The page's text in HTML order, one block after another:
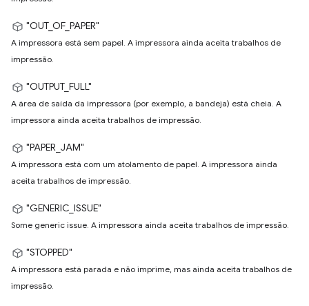
"OUT_OF_PAPER"
A impressora está sem papel. A impressora ainda aceita trabalhos de
impressão.
"OUTPUT_FULL"
A área de saída da impressora (por exemplo, a bandeja) está cheia. A
impressora ainda aceita trabalhos de impressão.
"PAPER_JAM"
A impressora está com um atolamento de papel. A impressora ainda
aceita trabalhos de impressão.
"GENERIC_ISSUE"
Some generic issue. A impressora ainda aceita trabalhos de impressão.
"STOPPED"
A impressora está parada e não imprime, mas ainda aceita trabalhos de
impressão.